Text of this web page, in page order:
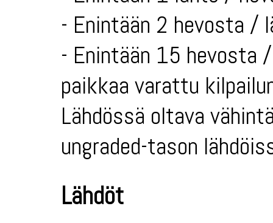
- Enintään 2 hevosta /
- Enintään 15 hevosta
paikkaa varattu
Lähdössä oltava
ungraded-tason
Lähdöt